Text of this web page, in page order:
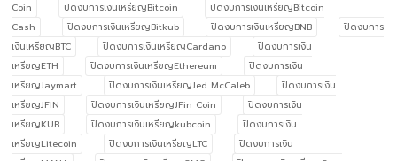
Coin
ปิดงบการเงินเหรียญBitcoin
ปิดงบการเงินเหรียญBitcoin
Cash
ปิดงบการเงินเหรียญBitkub ปิดงบการเงินเหรียญBNB
ปิดงบการ
เงินเหรียญBTC
ปิดงบการเงินเหรียญCardano
ปิดงบการเงิน
เหรียญETH
ปิดงบการเงินเหรียญEthereum
ปิดงบการเงิน
เหรียญJaymart
ปิดงบการเงินเหรียญJed McCaleb
ปิดงบการเงิน
เหรียญJFIN
ปิดงบการเงินเหรียญJFin Coin
ปิดงบการเงิน
เหรียญKUB
ปิดงบการเงินเหรียญkubcoin
ปิดงบการเงิน
เหรียญLitecoin
ปิดงบการเงินเหรียญLTC
ปิดงบการเงิน